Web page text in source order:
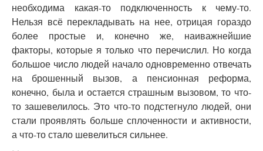
необходима какая-то подключенность к чему-то.
Нельзя всё перекладывать на нее, отрицая гораздо
более простые и, конечно же, наиважнейшие
факторы, которые я только что перечислил. Но когда
большое число людей начало одновременно отвечать
на брошенный вызов, а пенсионная реформа,
конечно, была и остается страшным вызовом, то что-
то зашевелилось. Это что-то подстегнуло людей, они
стали проявлять больше сплоченности и активности,
а что-то стало шевелиться сильнее.